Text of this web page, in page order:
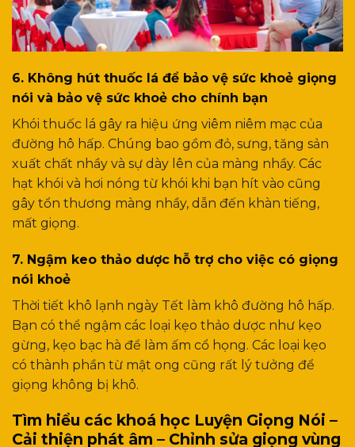
6. Không hút thuốc lá để bảo vệ sức khoẻ giọng
nói và bảo vệ sức khoẻ cho chính bạn
Khói thuốc lá gây ra hiệu ứng viêm niêm mạc của
đường hô hấp. Chúng bao gồm đỏ, sưng, tăng sản
xuất chất nhầy và sự dày lên của màng nhầy. Các
hạt khói và hơi nóng từ khói khi bạn hít vào cũng
gây tổn thương màng nhầy, dẫn đến khàn tiếng,
mất giọng.
7. Ngậm keo thảo dược hỗ trợ cho việc có giọng
nói khoẻ
Thời tiết khô lạnh ngày Tết làm khô đường hô hấp.
Bạn có thể ngậm các loại kẹo thảo dược như kẹo
gừng, kẹo bạc hà để làm ấm cổ họng. Các loại kẹo
có thành phần từ mật ong cũng rất lý tưởng để
giọng không bị khô.
Tìm hiểu các khoá học Luyện Giọng Nói –
Cải thiện phát âm – Chỉnh sửa giọng vùng